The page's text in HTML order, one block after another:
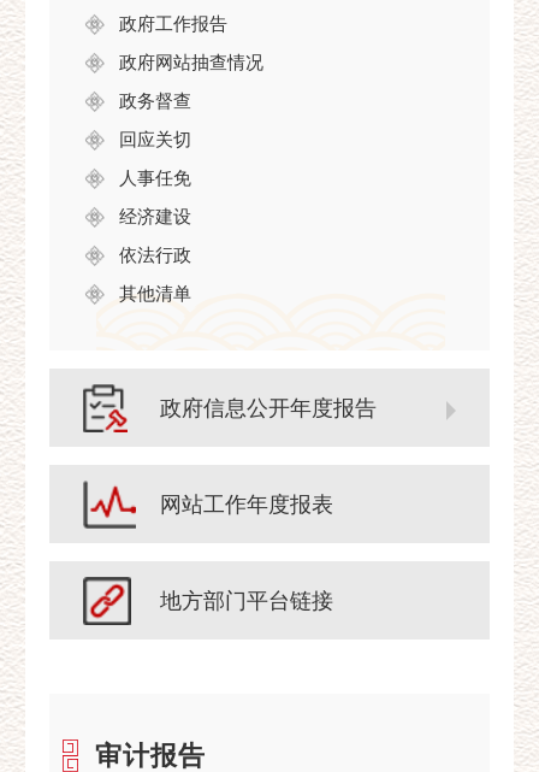
政府工作报告
政府网站抽查情况
政务督查
回应关切
人事任免
经济建设
依法行政
其他清单
政府信息公开年度报告
网站工作年度报表
地方部门平台链接
审计报告